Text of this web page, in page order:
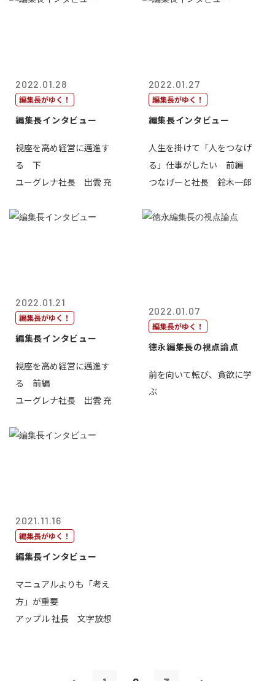
2022.01.28
編集長がゆく！
編集長インタビュー
視座を高め経営に邁進す
る 下
ユーグレナ社長 出雲 充
2022.01.27
編集長がゆく！
編集長インタビュー
人生を掛けて「人をつなげ
る」仕事がしたい 前編
つなげーと社長 鈴木一郎
2022.01.21
編集長がゆく！
編集長インタビュー
視座を高め経営に邁進す
る 前編
ユーグレナ社長 出雲 充
2022.01.07
編集長がゆく！
徳永編集長の視点論点
前を向いて転び、貪欲に学
ぶ
2021.11.16
編集長がゆく！
編集長インタビュー
マニュアルよりも「考え
方」が重要
アップル 社長 文字放想